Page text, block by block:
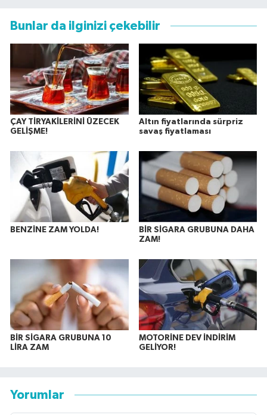
Bunlar da ilginizi çekebilir
ÇAY TİRYAKİLERİNİ ÜZECEK
GELİŞME!
Altın fiyatlarında sürpriz
savaş fiyatlaması
BENZİNE ZAM YOLDA!
BİR SİGARA GRUBUNA DAHA
ZAM!
BİR SİGARA GRUBUNA 10
LİRA ZAM
MOTORİNE DEV İNDİRİM
GELİYOR!
Yorumlar